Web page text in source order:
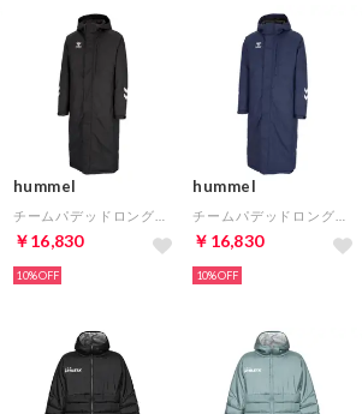
hummel
￥16,830
10%
hummel
￥16,830
10%